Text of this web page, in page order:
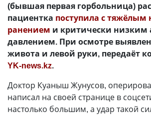
(бывшая первая горбольница)
пациентка поступила с
ранением и критически низким
давлением. При осмотре
живота и левой руки, передаёт
YK-news.kz.
Доктор Куаныш Жунусов,
написал на своей странице в
настолько большим, а удар такой